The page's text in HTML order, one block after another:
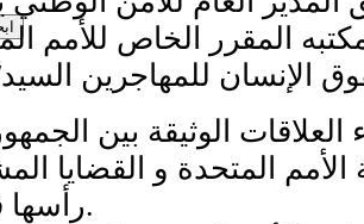
2025، بمكتبه المقرر الخاص
العلاقات الوثيقة بين
الأمم المتحدة و القضايا
رأسها قضايا الهجرة.